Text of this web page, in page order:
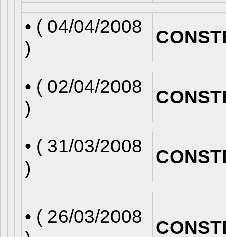
• ( 04/04/2008
)
• ( 02/04/2008
)
• ( 31/03/2008
)
• ( 26/03/2008